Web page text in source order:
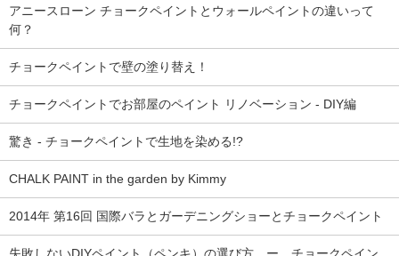
アニースローン チョークペイントとウォールペイントの違いって
何？
チョークペイントで壁の塗り替え！
チョークペイントでお部屋のペイント リノベーション - DIY編
驚き - チョークペイントで生地を染める!?
CHALK PAINT in the garden by Kimmy
2014年 第16回 国際バラとガーデニングショーとチョークペイント